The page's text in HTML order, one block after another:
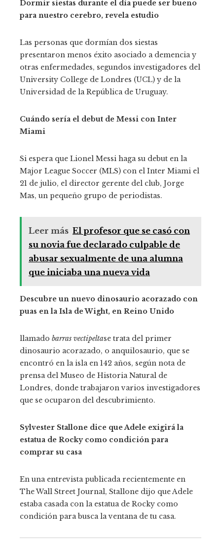
Dormir siestas durante el día puede ser bueno
para nuestro cerebro, revela estudio
Las personas que dormían dos siestas
presentaron menos éxito asociado a demencia y
otras enfermedades, segundos investigadores del
University College de Londres (UCL) y de la
Universidad de la República de Uruguay.
Cuándo sería el debut de Messi con Inter
Miami
Si espera que Lionel Messi haga su debut en la
Major League Soccer (MLS) con el Inter Miami el
21 de julio, el director gerente del club, Jorge
Mas, un pequeño grupo de periodistas.
Leer más El profesor que se casó con
su novia fue declarado culpable de
abusar sexualmente de una alumna
que iniciaba una nueva vida
Descubre un nuevo dinosaurio acorazado con
puas en la Isla de Wight, en Reino Unido
llamado barras vectipeltase trata del primer
dinosaurio acorazado, o anquilosaurio, que se
encontró en la isla en 142 años, según nota de
prensa del Museo de Historia Natural de
Londres, donde trabajaron varios investigadores
que se ocuparon del descubrimiento.
Sylvester Stallone dice que Adele exigirá la
estatua de Rocky como condición para
comprar su casa
En una entrevista publicada recientemente en
The Wall Street Journal, Stallone dijo que Adele
estaba casada con la estatua de Rocky como
condición parabusca la ventana de tu casa.